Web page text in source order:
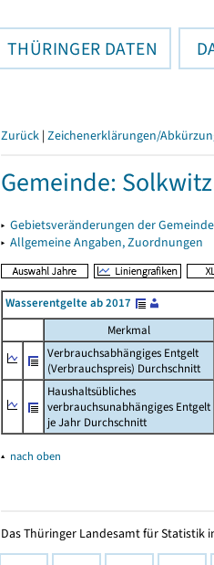
THÜRINGER DATEN
Zurück | Zeichenerklärungen/
Gemeinde: Solkwitz
▸ Gebietsveränderungen der Gemeinde
▸ Allgemeine Angaben, Zuordnungen
Wasserentgelte ab 2017
Merkmal
Verbrauchsabhängiges Entgelt
(Verbrauchspreis) Durchschnitt
Haushaltsübliches
verbrauchsunabhängiges Entgelt
je Jahr Durchschnitt
▴ nach oben
Das Thüringer Landesamt für Statistik